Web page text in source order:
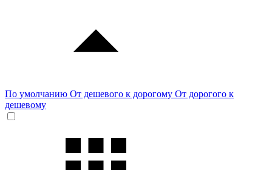
По умолчанию От дешевого к дорогому От дорогого к
дешевому